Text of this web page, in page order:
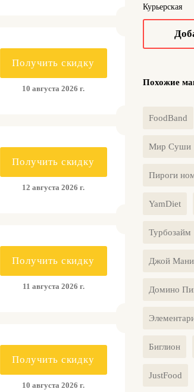
Получить скидку
10 августа 2026 г.
Получить скидку
12 августа 2026 г.
Получить скидку
11 августа 2026 г.
Получить скидку
10 августа 2026 г.
Курьерская
Похожие
FoodBand
Мир Суши
Пироги
YamDiet
Турбозайм
Джой Мани
Домино
Биглион
JustFood